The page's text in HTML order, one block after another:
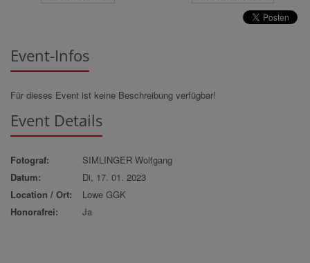
Event-Infos
Für dieses Event ist keine Beschreibung verfügbar!
Event Details
Fotograf:
SIMLINGER Wolfgang
Datum:
Di, 17. 01. 2023
Location / Ort:
Lowe GGK
Honorafrei:
Ja